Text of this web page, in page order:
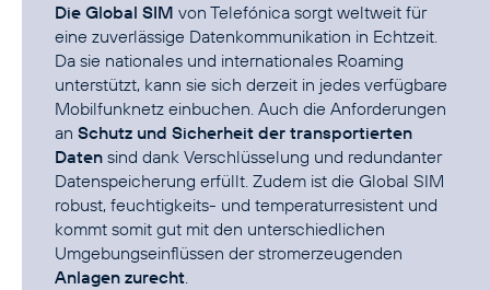
Die Global SIM von Telefónica sorgt weltweit für
eine zuverlässige Datenkommunikation in Echtzeit.
Da sie nationales und internationales Roaming
unterstützt, kann sie sich derzeit in jedes verfügbare
Mobilfunknetz einbuchen. Auch die Anforderungen
an Schutz und Sicherheit der transportierten
Daten sind dank Verschlüsselung und redundanter
Datenspeicherung erfüllt. Zudem ist die Global SIM
robust, feuchtigkeits- und temperaturresistent und
kommt somit gut mit den unterschiedlichen
Umgebungseinflüssen der stromerzeugenden
Anlagen zurecht.